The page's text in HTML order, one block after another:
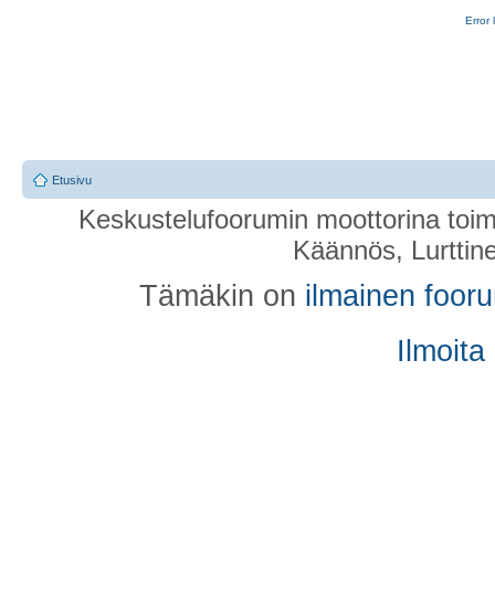
Error
Etusivu
Keskustelufoorumin moottorina
Käännös,
Tämäkin on ilmainen